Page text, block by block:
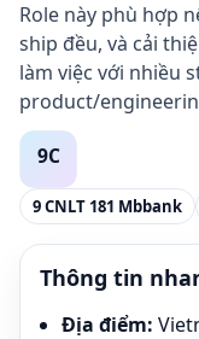
Role này phù hợp
ship đều, và cải
làm việc với nhiều
product/
9 CNLT 181 Mbbank
Thông tin
Địa điểm: